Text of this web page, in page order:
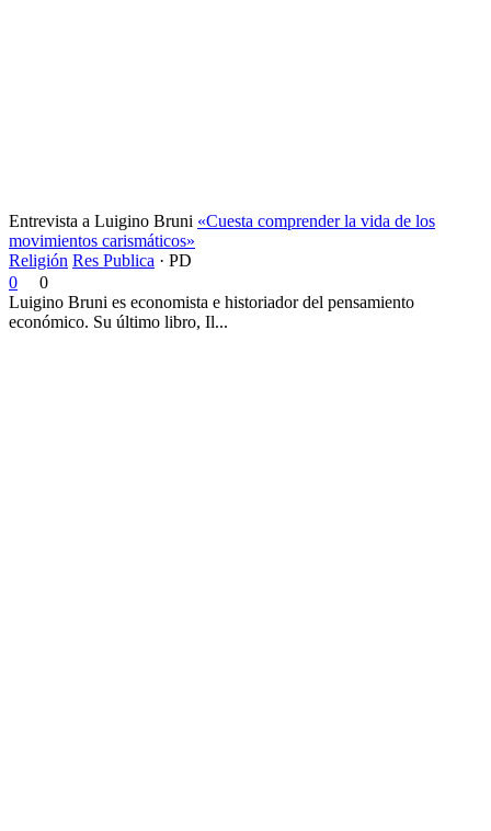
Entrevista a Luigino Bruni «Cuesta comprender la vida de los
movimientos carismáticos»
Religión Res Publica · PD
0
0
Luigino Bruni es economista e historiador del pensamiento
económico. Su último libro, Il...